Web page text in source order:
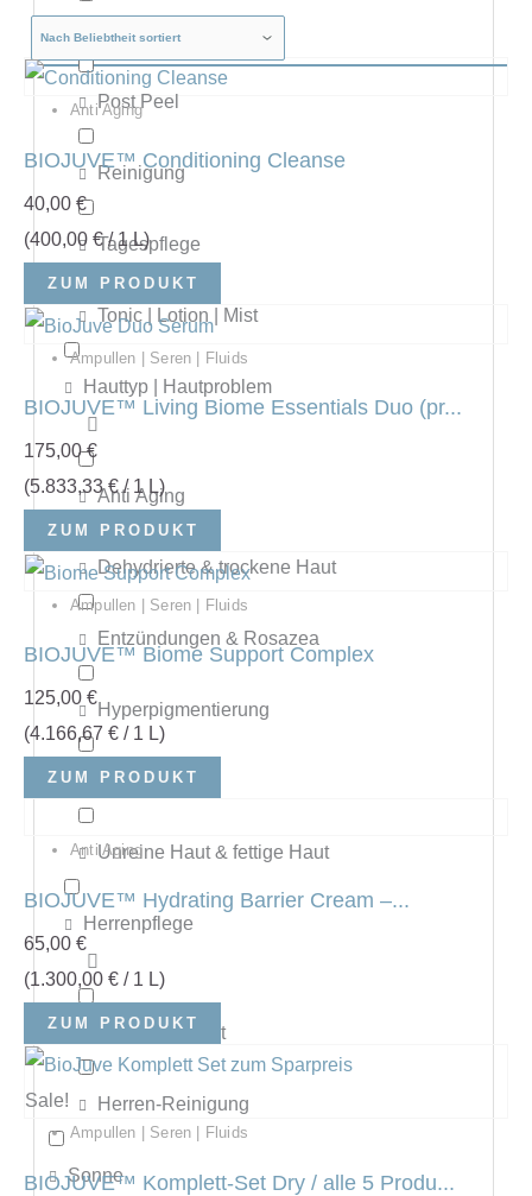
Nachtpflege
Post Peel
Reinigung
Tagespflege
Tonic | Lotion | Mist
Hauttyp | Hautproblem
Anti Aging
Dehydrierte & trockene Haut
Entzündungen & Rosazea
Hyperpigmentierung
Sensible Haut
Unreine Haut & fettige Haut
Herrenpflege
Herren-Gesicht
Herren-Reinigung
Sonne
Anti Aging
BIOJUVE™ Conditioning Cleanse
40,00 €
(400,00 €/ 1 L)
ZUM PRODUKT
Ampullen | Seren | Fluids
BIOJUVE™ Living Biome Essentials Duo (pr...
175,00€
(5.833,33€/ 1 L)
ZUM PRODUKT
Ampullen | Seren | Fluids
BIOJUVE™ Biome Support Complex
125,00 €
(4.166,67 € / 1 L)
ZUM PRODUKT
Anti Aging
BIOJUVE™ Hydrating Barrier Cream –...
65,00 €
(1.300,00 € / 1 L)
ZUM PRODUKT
Sale!
Ampullen | Seren | Fluids
BIOJUVE™ Komplett-Set Dry / alle 5 Produ...